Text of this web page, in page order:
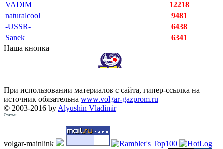
VADIM
12218
naturalcool
9481
-USSR-
6438
Sanek
6341
Наша кнопка
При использовании материалов с сайта, гипер-ссылка на
источник обязательна www.volgar-gazprom.ru
© 2003-2016 by Alyushin Vladimir
Статьи
volgar-mainlink